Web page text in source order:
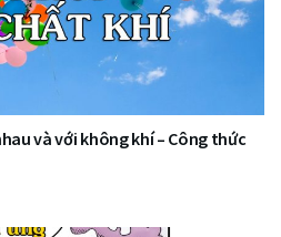
và với không khí – Công thức